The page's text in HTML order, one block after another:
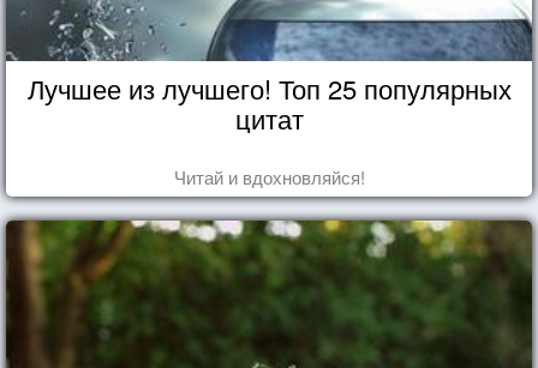
Лучшее из лучшего! Топ 25 популярных
цитат
Читай и вдохновляйся!